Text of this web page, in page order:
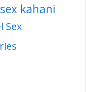
kahani
Sex